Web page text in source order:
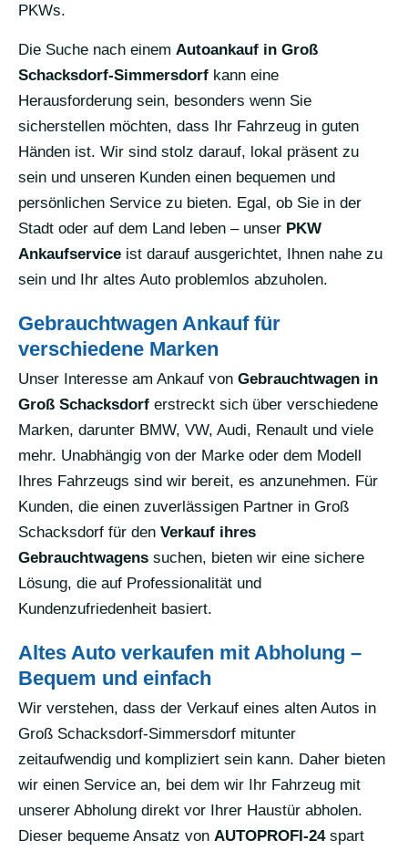
PKWs.
Die Suche nach einem Autoankauf in Groß
Schacksdorf-Simmersdorf kann eine
Herausforderung sein, besonders wenn Sie
sicherstellen möchten, dass Ihr Fahrzeug in guten
Händen ist. Wir sind stolz darauf, lokal präsent zu
sein und unseren Kunden einen bequemen und
persönlichen Service zu bieten. Egal, ob Sie in der
Stadt oder auf dem Land leben – unser PKW
Ankaufservice ist darauf ausgerichtet, Ihnen nahe zu
sein und Ihr altes Auto problemlos abzuholen.
Gebrauchtwagen Ankauf für
verschiedene Marken
Unser Interesse am Ankauf von Gebrauchtwagen in
Groß Schacksdorf erstreckt sich über verschiedene
Marken, darunter BMW, VW, Audi, Renault und viele
mehr. Unabhängig von der Marke oder dem Modell
Ihres Fahrzeugs sind wir bereit, es anzunehmen. Für
Kunden, die einen zuverlässigen Partner in Groß
Schacksdorf für den Verkauf ihres
Gebrauchtwagens suchen, bieten wir eine sichere
Lösung, die auf Professionalität und
Kundenzufriedenheit basiert.
Altes Auto verkaufen mit Abholung –
Bequem und einfach
Wir verstehen, dass der Verkauf eines alten Autos in
Groß Schacksdorf-Simmersdorf mitunter
zeitaufwendig und kompliziert sein kann. Daher bieten
wir einen Service an, bei dem wir Ihr Fahrzeug mit
unserer Abholung direkt vor Ihrer Haustür abholen.
Dieser bequeme Ansatz von AUTOPROFI-24spart